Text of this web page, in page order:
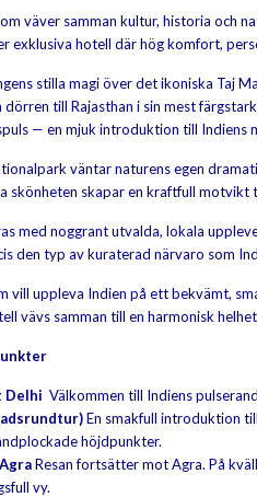
väver samman kultur, historia och
exklusiva hotell där hög komfort,
stilla magi över det ikoniska Taj
till Rajasthan i sin mest
— en mjuk introduktion till Indiens
väntar naturens egen
skönheten skapar en kraftfull
med noggrant utvalda, lokala
den typ av kuraterad närvaro som
vill uppleva Indien på ett bekvämt,
vävs samman till en harmonisk
Delhi Välkommen till Indiens
En smakfull introduktion
höjdpunkter.
Resan fortsätter mot Agra. På
vy.